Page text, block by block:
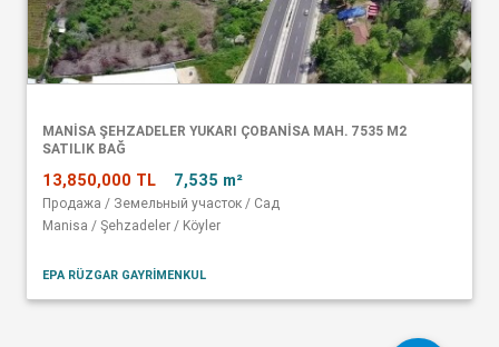
MANISA ŞEHZADELER YUKARI ÇOBANISA MAH. 7535 M2
SATILIK BAĞ
13,850,000 TL 7,535 m²
Продажа / Земельный участок / Сад
Manisa / Şehzadeler / Köyler
EPA RÜZGAR GAYRİMENKUL